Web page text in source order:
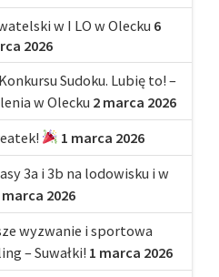
w I LO w Olecku 6
2026
Sudoku. Lubię to! –
w Olecku 2 marca 2026
1 marca 2026
3a i 3b na lodowisku i w
marca 2026
wyzwanie i sportowa
– Suwałki! 1 marca 2026